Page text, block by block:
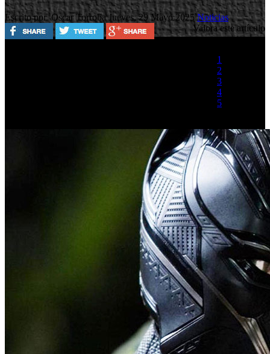
Escrito por Oscar TorrobaJueves, 29 Mayo 2025Noticias
Valora este artículo
1
2
3
4
5